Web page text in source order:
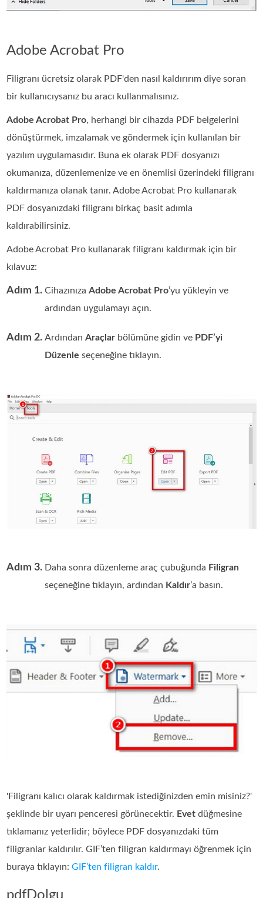
Adobe Acrobat Pro
Filigranı ücretsiz olarak PDF'den nasıl kaldırırım diye soran
bir kullanıcıysanız bu aracı kullanmalısınız.
Adobe Acrobat Pro, herhangi bir cihazda PDF belgelerini
dönüştürmek, imzalamak ve göndermek için kullanılan bir
yazılım uygulamasıdır. Buna ek olarak PDF dosyanızı
okumanıza, düzenlemenize ve en önemlisi üzerindeki filigranı
kaldırmanıza olanak tanır. Adobe Acrobat Pro kullanarak
PDF dosyanızdaki filigranı birkaç basit adımla
kaldırabilirsiniz.
Adobe Acrobat Pro kullanarak filigranı kaldırmak için bir
kılavuz:
Adım 1. CihazınızaAdobe Acrobat Pro’yu yükleyin ve
ardından uygulamayı açın.
Adım 2. ArdındanAraçlar bölümüne gidin ve PDF’yi
Düzenle seçeneğine tıklayın.
Adım 3. Daha sonra düzenleme araç çubuğunda Filigran
seçeneğine tıklayın, ardından Kaldır’a basın.
'Filigranı kalıcı olarak kaldırmak istediğinizden emin misiniz?'
şeklinde bir uyarı penceresi görünecektir. Evet düğmesine
tıklamanız yeterlidir; böylece PDF dosyanızdaki tüm
filigranlar kaldırılır. GIF’ten filigran kaldırmayı öğrenmek için
buraya tıklayın:GIF’ten filigran kaldır.
pdfDolgu